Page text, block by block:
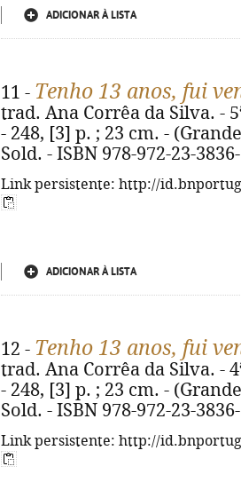
ADICIONAR À LISTA
11 - Tenho 13 anos, fui
trad. Ana Corrêa da Silva. -
- 248, [3] p. ; 23 cm. -
Sold. - ISBN 978-972-23-
Link persistente: http://
ADICIONAR À LISTA
12 - Tenho 13 anos, fui
trad. Ana Corrêa da Silva. -
- 248, [3] p. ; 23 cm. -
Sold. - ISBN 978-972-23-
Link persistente: http://